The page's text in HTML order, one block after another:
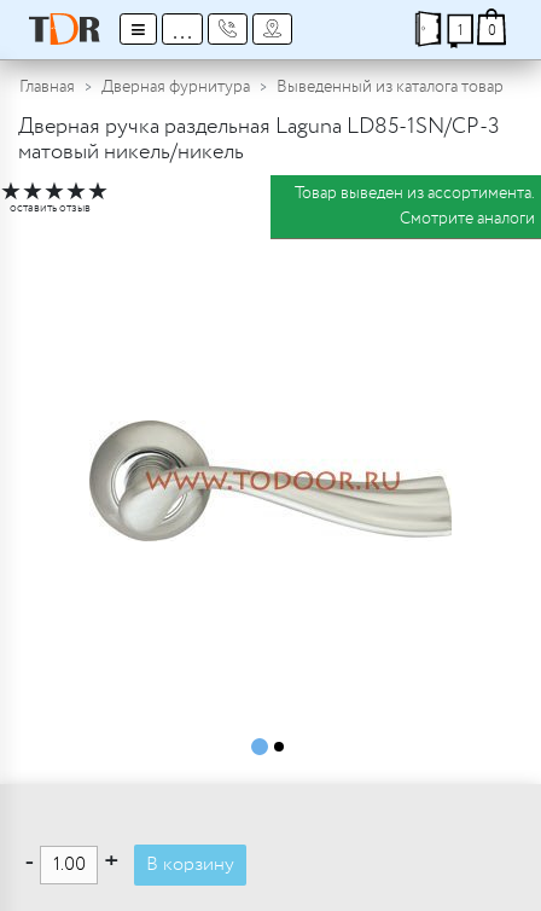
≡ ... 1 0
Главная Дверная фурнитура Выведенный из каталога товар
Дверная ручка раздельная Laguna LD85-1SN/CP-3
матовый никель/никель
★★★★★
оставить отзыв
Товар выведен из ассортимента.
Смотрите аналоги
- + В корзину